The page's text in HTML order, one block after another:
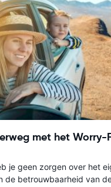
met het Worry-
je geen zorgen over het
de betrouwbaarheid van